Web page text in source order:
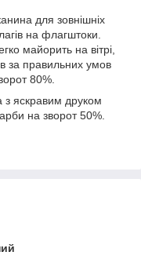
для зовнішніх
на флагштоки.
майорить на вітрі,
за правильних умов
80%.
з яскравим друком
на зворот 50%.